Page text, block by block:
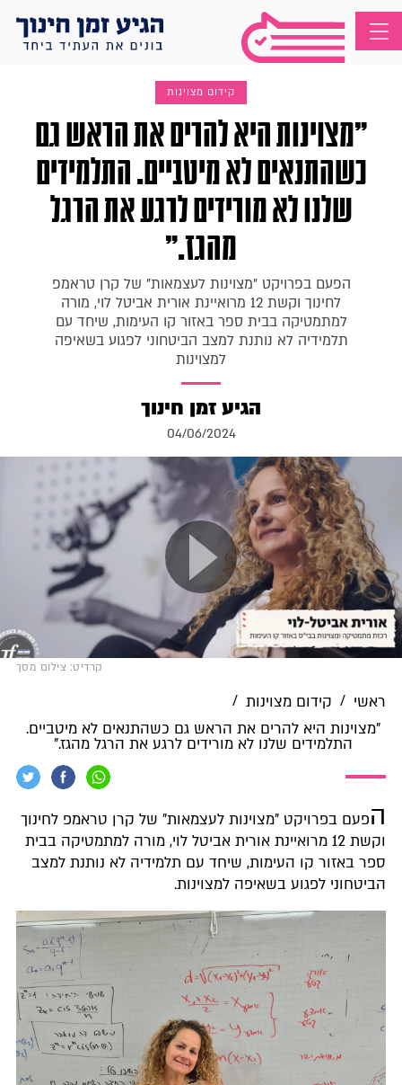
קידום מצוינות
"מצוינות היא להרים את הראש גם
כשהתנאים לא מיטביים. התלמידים
שלנו לא מורידים לרגע את הרגל
מהגז."
הפעם בפרויקט "מצוינות לעצמאות" של קרן טראמפ
לחינוך וקשת 12 מרואיינת אורית אביטל לוי, מורה
למתמטיקה בבית ספר באזור קו העימות, שיחד עם
תלמידיה לא נותנת למצב הביטחוני לפגוע בשאיפה
למצוינות
הגיע זמן חינוך
04/06/2024
קרדיט: צילום מסך
ראשי / קידום מצוינות /
"מצוינות היא להרים את הראש גם כשהתנאים לא מיטביים.
התלמידים שלנו לא מורידים לרגע את הרגל מהגז."
הפעם בפרויקט "מצוינות לעצמאות" של קרן טראמפ לחינוך
וקשת 12 מרואיינת אורית אביטל לוי, מורה למתמטיקה בבית
ספר באזור קו העימות, שיחד עם תלמידיה לא נותנת למצב
הביטחוני לפגוע בשאיפה למצוינות.